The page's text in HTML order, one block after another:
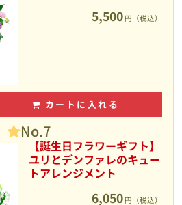
5,500 円（税込）
カートに入れる
No.7
【誕生日フラワーギフト】
ユリとデンファレのキュー
トアレンジメント
6,050 円（税込）